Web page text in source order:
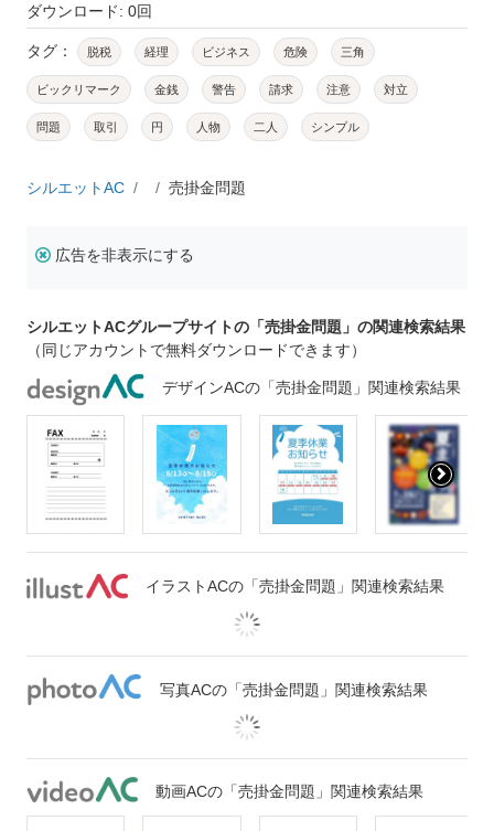
ダウンロード: 0回
タグ： 脱税 経理 ビジネス 危険 三角
ビックリマーク 金銭 警告 請求 注意 対立
問題 取引 円 人物 二人 シンプル
シルエットAC 売掛金問題
広告を非表示にする
シルエットACグループサイトの「売掛金問題」の関連検索結果
（同じアカウントで無料ダウンロードできます）
デザインACの「売掛金問題」関連検索結果
イラストACの「売掛金問題」関連検索結果
写真ACの「売掛金問題」関連検索結果
動画ACの「売掛金問題」関連検索結果